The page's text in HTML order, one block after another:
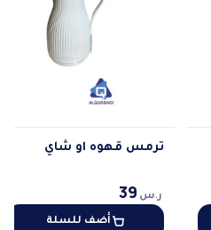
ترمس قهوه او شاي
ر.س 39
أضف للسلة